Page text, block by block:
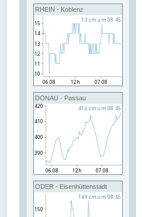
RHEIN - Koblenz
DONAU - Passau
ODER - Eisenhüttenstadt